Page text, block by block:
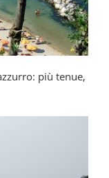
più tenue,